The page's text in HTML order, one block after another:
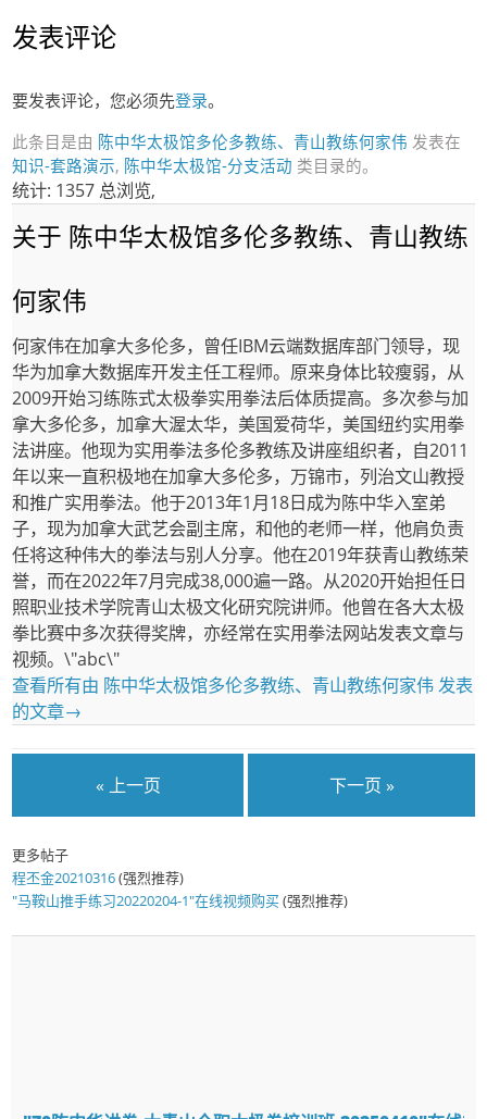
发表评论
要发表评论，您必须先登录。
此条目是由 陈中华太极馆多伦多教练、青山教练何家伟 发表在
知识-套路演示, 陈中华太极馆-分支活动 类目录的。
统计: 1357 总浏览,
关于 陈中华太极馆多伦多教练、青山教练
何家伟
何家伟在加拿大多伦多，曾任IBM云端数据库部门领导，现
华为加拿大数据库开发主任工程师。原来身体比较瘦弱，从
2009开始习练陈式太极拳实用拳法后体质提高。多次参与加
拿大多伦多，加拿大渥太华，美国爱荷华，美国纽约实用拳
法讲座。他现为实用拳法多伦多教练及讲座组织者，自2011
年以来一直积极地在加拿大多伦多，万锦市，列治文山教授
和推广实用拳法。他于2013年1月18日成为陈中华入室弟
子，现为加拿大武艺会副主席，和他的老师一样，他肩负责
任将这种伟大的拳法与别人分享。他在2019年获青山教练荣
誉，而在2022年7月完成38,000遍一路。从2020开始担任日
照职业技术学院青山太极文化研究院讲师。他曾在各大太极
拳比赛中多次获得奖牌，亦经常在实用拳法网站发表文章与
视频。\"abc\"
查看所有由 陈中华太极馆多伦多教练、青山教练何家伟 发表
的文章→
« 上一页 下一页 »
更多帖子
程丕金20210316(强烈推荐)
"马鞍山推手练习20220204-1"在线视频购买(强烈推荐)